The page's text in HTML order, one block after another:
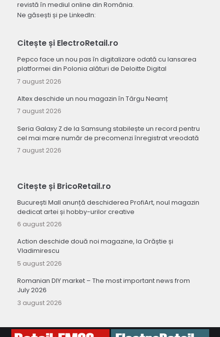
revistă în mediul online din România.
Ne găsești și pe LinkedIn:
Citește și ElectroRetail.ro
Pepco face un nou pas în digitalizare odată cu lansarea
platformei din Polonia alături de Deloitte Digital
7 august 2026
Altex deschide un nou magazin în Târgu Neamț
7 august 2026
Seria Galaxy Z de la Samsung stabilește un record pentru
cel mai mare număr de precomenzi înregistrat vreodată
7 august 2026
Citește și BricoRetail.ro
București Mall anunță deschiderea ProfiArt, noul magazin
dedicat artei și hobby-urilor creative
6 august 2026
Action deschide două noi magazine, la Orăștie și
Vladimirescu
5 august 2026
Romanian DIY market – The most important news from
July 2026
3 august 2026